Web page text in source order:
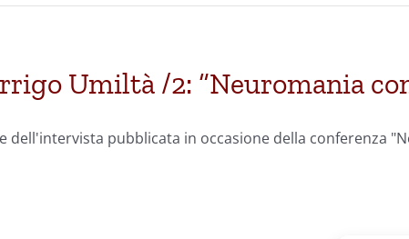
Umiltà /2: “Neuromania
dell'intervista pubblicata in occasione della conferenza